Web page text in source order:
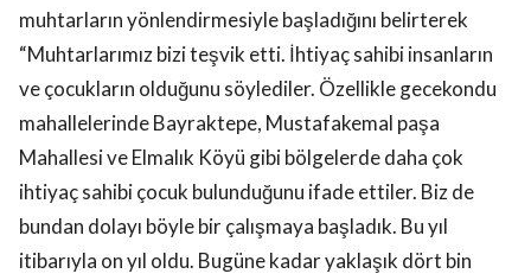
muhtarların yönlendirmesiyle başladığını belirterek
“Muhtarlarımız bizi teşvik etti. İhtiyaç sahibi insanların
ve çocukların olduğunu söylediler. Özellikle gecekondu
mahallelerinde Bayraktepe, Mustafakemal paşa
Mahallesi ve Elmalık Köyü gibi bölgelerde daha çok
ihtiyaç sahibi çocuk bulunduğunu ifade ettiler. Biz de
bundan dolayı böyle bir çalışmaya başladık. Bu yıl
itibarıyla on yıl oldu. Bugüne kadar yaklaşık dört bin